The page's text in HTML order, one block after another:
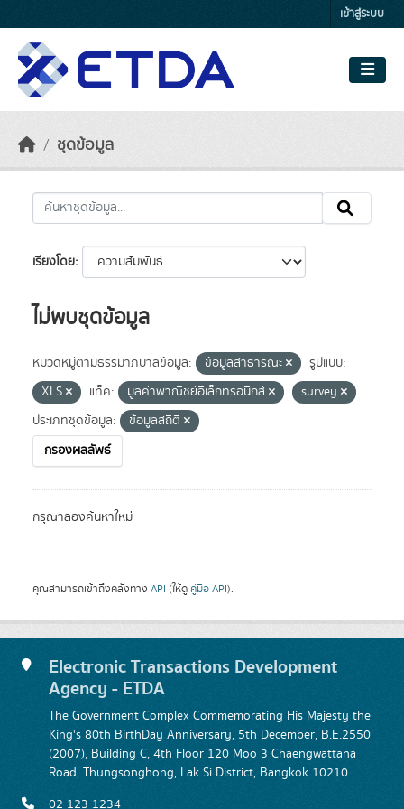
เข้าสู่ระบบ
ชุดข้อมูล
เรียงโดย
ไม่พบชุดข้อมูล
หมวดหมู่ตามธรรมาภิบาลข้อมูล: ข้อมูลสาธารณะ
รูปแบบ:
XLS
แท็ค: มูลค่าพาณิชย์อิเล็กทรอนิกส์
survey
ประเภทชุดข้อมูล:
ข้อมูลสถิติ
กรองผลลัพธ์
กรุณาลองค้นหาใหม่
คุณสามารถเข้าถึงคลังทาง API (ให้ดู คู่มือ API).
Electronic Transactions Development
Agency - ETDA
The Government Complex Commemorating His Majesty the
King's 80th BirthDay Anniversary, 5th December, B.E.2550
(2007), Building C, 4th Floor 120 Moo 3 Chaengwattana
Road, Thungsonghong, Lak Si District, Bangkok 10210
02 123 1234